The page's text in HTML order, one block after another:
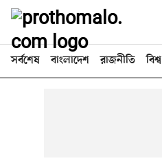
সর্বশেষ বাংলাদেশ রাজনীতি বিশ্ব